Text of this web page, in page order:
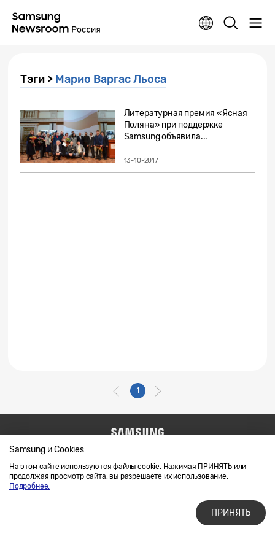
Samsung и Cookies
На этом сайте используются файлы cookie. Нажимая ПРИНЯТЬ или
продолжая просмотр сайта, вы разрешаете их использование.
Подробнее.
ПРИНЯТЬ
Тэги > Марио Варгас Льоса
Литературная премия «Ясная
Поляна» при поддержке
Samsung объявила...
13-10-2017
1
Напишите нам
Условия использования материалов
Конфиденциальность и файлы cookie